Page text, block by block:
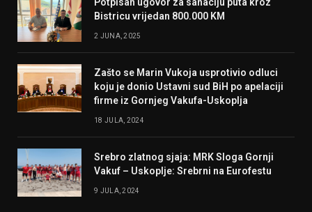
Potpisan ugovor za sanaciju puta kroz
Bistricu vrijedan 800.000 KM
2 JUNA, 2025
Zašto se Marin Vukoja usprotivio odluci
koju je donio Ustavni sud BiH po apelaciji
firme iz Gornjeg Vakufa-Uskoplja
18 JULA, 2024
Srebro zlatnog sjaja: MRK Sloga Gornji
Vakuf – Uskoplje: Srebrni na Eurofestu
9 JULA, 2024